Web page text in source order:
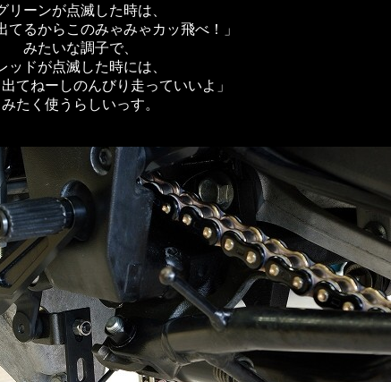
リーンが点滅した時は、
てるからこのみゃみゃカッ飛べ！」
みたいな調子で、
ッドが点滅した時には、
出てねーしのんびり走っていいよ」
みたく使うらしいっす。